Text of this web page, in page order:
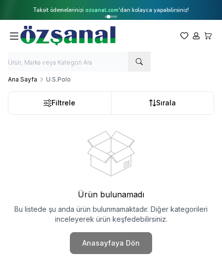
Taksit ödemelerinizi ozsanal.com'dan kolayca yapabilirsiniz!
Favorilerim
Hesabım
Ana Sayfa U.S.Polo
Filtrele Sırala
Ürün bulunamadı
Bu listede şu anda ürün bulunmamaktadır. Diğer kategorileri
inceleyerek ürün keşfedebilirsiniz.
Anasayfaya Dön